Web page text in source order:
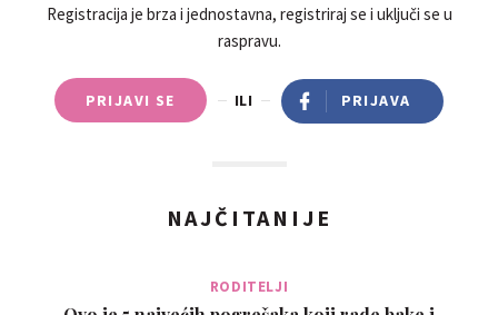
Registracija je brza i jednostavna, registriraj se i uključi se u
raspravu.
PRIJAVI SE ILI PRIJAVA
NAJČITANIJE
RODITELJI